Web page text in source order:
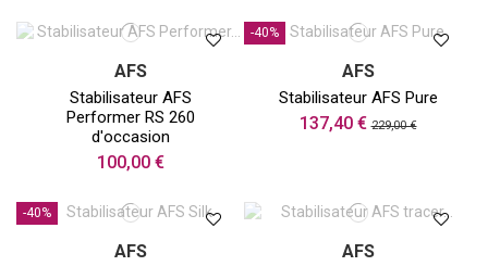
AFS
Stabilisateur AFS
Performer RS 260
d'occasion
100,00 €
-40%
AFS
Stabilisateur AFS Pure
137,40 €229,00 €
-40%
AFS AFS